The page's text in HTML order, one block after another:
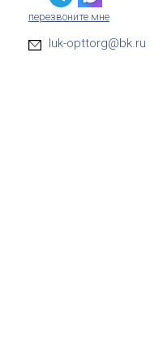
перезвоните мне
luk-opttorg@bk.ru